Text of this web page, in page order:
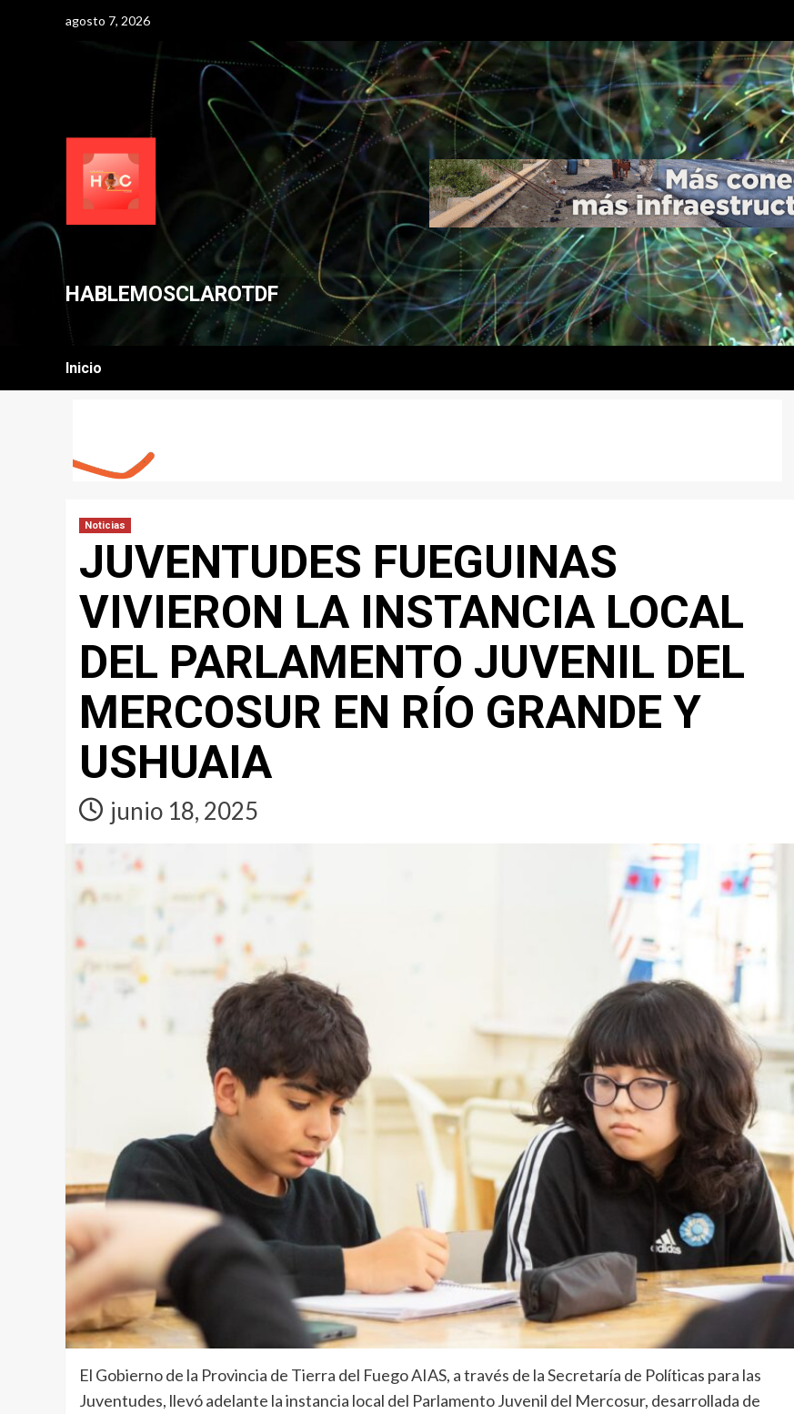
agosto 7, 2026
HABLEMOSCLAROTDF
Inicio
Noticias
JUVENTUDES FUEGUINAS
VIVIERON LA INSTANCIA LOCAL
DEL PARLAMENTO JUVENIL DEL
MERCOSUR EN RÍO GRANDE Y
USHUAIA
junio 18, 2025
El Gobierno de la Provincia de Tierra del Fuego AIAS, a través de la Secretaría de Políticas para las
Juventudes, llevó adelante la instancia local del Parlamento Juvenil del Mercosur, desarrollada de